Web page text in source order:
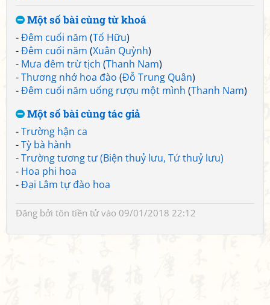
Một số bài cùng từ khoá
-Đêm cuối năm (Tố Hữu)
-Đêm cuối năm (Xuân Quỳnh)
- Mưa đêm trừ tịch (Thanh Nam)
-Thương nhớ hoa đào (Đỗ Trung Quân)
-Đêm cuối năm uống rượu một mình (Thanh Nam)
Một số bài cùng tác giả
-Trường hận ca
-Tỳ bà hành
-Trường tương tư (Biện thuỷ lưu, Tứ thuỷ lưu)
- Hoa phi hoa
-Đại Lâm tự đào hoa
Đăng bởi tôn tiền tửvào 09/01/2018 22:12